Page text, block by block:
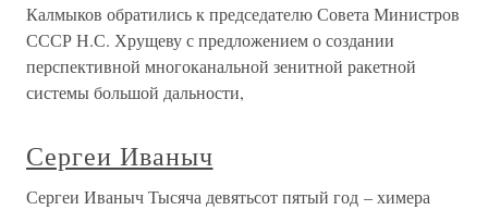
Калмыков обратились к председателю Совета Министров
СССР Н.С. Хрущеву с предложением о создании
перспективной многоканальной зенитной ракетной
системы большой дальности,
Сергеи Иваныч
Сергеи Иваныч Тысяча девятьсот пятый год – химера